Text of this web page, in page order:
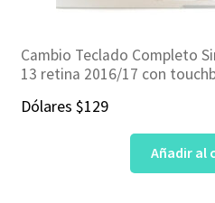
Cambio Teclado Completo
13 retina 2016/17 con
Dólares $129
Añadir al